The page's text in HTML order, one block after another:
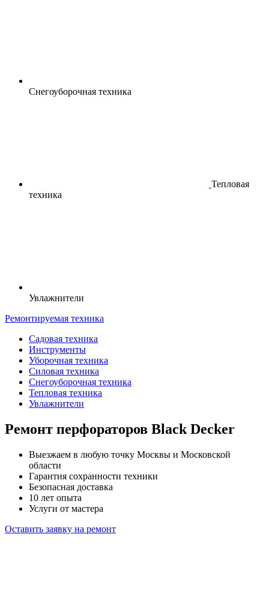
Снегоуборочная техника
Тепловая
техника
Увлажнители
Ремонтируемая техника
Садовая техника
Инструменты
Уборочная техника
Силовая техника
Снегоуборочная техника
Тепловая техника
Увлажнители
Ремонт перфораторов Black Decker
Выезжаем в любую точку Москвы и Московской
области
Гарантия сохранности техники
Безопасная доставка
10 лет опыта
Услуги от мастера
Оставить заявку на ремонт